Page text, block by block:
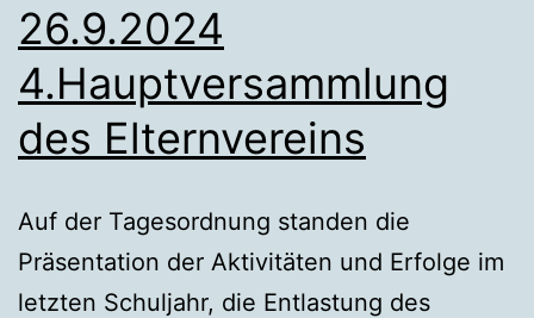
26.9.2024
4.Hauptversammlung
des Elternvereins
Auf der Tagesordnung standen die
Präsentation der Aktivitäten und Erfolge im
letzten Schuljahr, die Entlastung des